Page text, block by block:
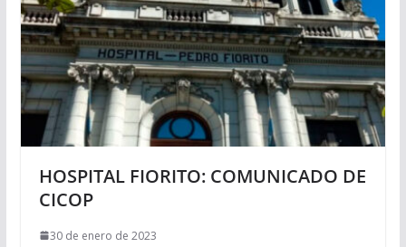
HOSPITAL FIORITO: COMUNICADO DE
CICOP
30 de enero de 2023